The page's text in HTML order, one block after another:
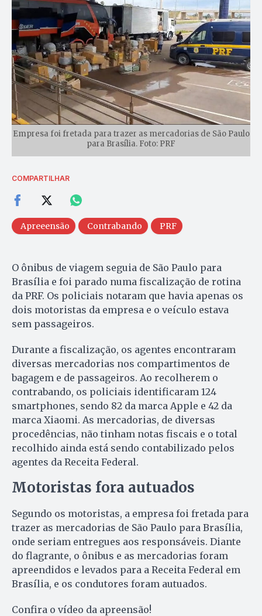
Empresa foi fretada para trazer as mercadorias de São Paulo
para Brasília. Foto: PRF
COMPARTILHAR
Apreeensão Contrabando PRF
O ônibus de viagem seguia de São Paulo para
Brasília e foi parado numa fiscalização de rotina
da PRF. Os policiais notaram que havia apenas os
dois motoristas da empresa e o veículo estava
sem passageiros.
Durante a fiscalização, os agentes encontraram
diversas mercadorias nos compartimentos de
bagagem e de passageiros. Ao recolherem o
contrabando, os policiais identificaram 124
smartphones, sendo 82 da marca Apple e 42 da
marca Xiaomi. As mercadorias, de diversas
procedências, não tinham notas fiscais e o total
recolhido ainda está sendo contabilizado pelos
agentes da Receita Federal.
Motoristas fora autuados
Segundo os motoristas, a empresa foi fretada para
trazer as mercadorias de São Paulo para Brasília,
onde seriam entregues aos responsáveis. Diante
do flagrante, o ônibus e as mercadorias foram
apreendidos e levados para a Receita Federal em
Brasília, e os condutores foram autuados.
Confira o vídeo da apreensão!